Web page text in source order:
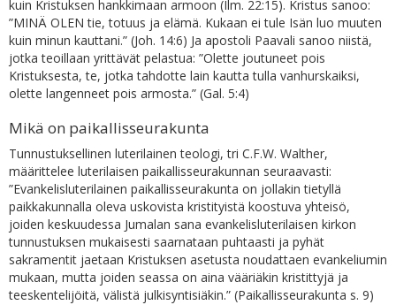
kuin Kristuksen hankkimaan armoon (Ilm. 22:15). Kristus sanoo:
”MINÄ OLEN tie, totuus ja elämä. Kukaan ei tule Isän luo muuten
kuin minun kauttani.” (Joh. 14:6) Ja apostoli Paavali sanoo niistä,
jotka teoillaan yrittävät pelastua: ”Olette joutuneet pois
Kristuksesta, te, jotka tahdotte lain kautta tulla vanhurskaiksi,
olette langenneet pois armosta.” (Gal. 5:4)
Mikä on paikallisseurakunta
Tunnustuksellinen luterilainen teologi, tri C.F.W. Walther,
määrittelee luterilaisen paikallisseurakunnan seuraavasti:
”Evankelisluterilainen paikallisseurakunta on jollakin tietyllä
paikkakunnalla oleva uskovista kristityistä koostuva yhteisö,
joiden keskuudessa Jumalan sana evankelisluterilaisen kirkon
tunnustuksen mukaisesti saarnataan puhtaasti ja pyhät
sakramentit jaetaan Kristuksen asetusta noudattaen evankeliumin
mukaan, mutta joiden seassa on aina vääriäkin kristittyjä ja
teeskentelijöitä, välistä julkisyntisiäkin.” (Paikallisseurakunta s. 9)